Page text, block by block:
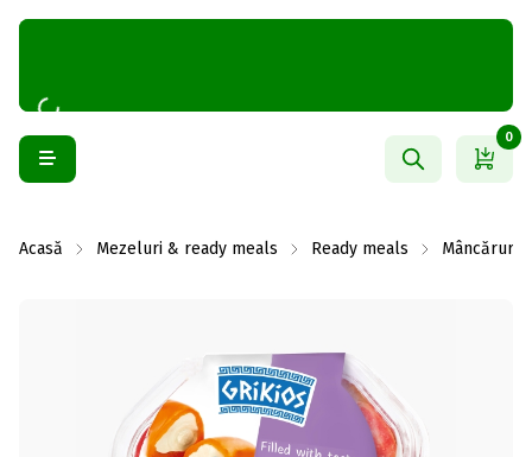
0
Acasă Mezeluri & ready meals Ready meals Mâncăruri